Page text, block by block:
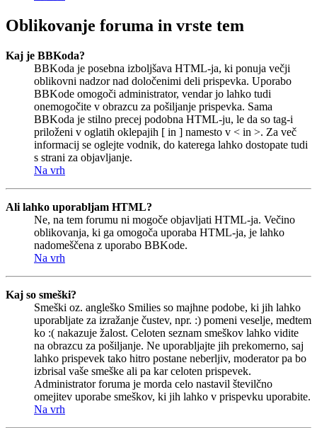
Oblikovanje foruma in vrste tem
Kaj je BBKoda?
BBKoda je posebna izboljšava HTML-ja, ki ponuja večji
oblikovni nadzor nad določenimi deli prispevka. Uporabo
BBKode omogoči administrator, vendar jo lahko tudi
onemogočite v obrazcu za pošiljanje prispevka. Sama
BBKoda je stilno precej podobna HTML-ju, le da so tag-i
priloženi v oglatih oklepajih [ in ] namesto v < in >. Za več
informacij se oglejte vodnik, do katerega lahko dostopate tudi
s strani za objavljanje.
Na vrh
Ali lahko uporabljam HTML?
Ne, na tem forumu ni mogoče objavljati HTML-ja. Večino
oblikovanja, ki ga omogoča uporaba HTML-ja, je lahko
nadomeščena z uporabo BBKode.
Na vrh
Kaj so smeški?
Smeški oz. angleško Smilies so majhne podobe, ki jih lahko
uporabljate za izražanje čustev, npr. :) pomeni veselje, medtem
ko :( nakazuje žalost. Celoten seznam smeškov lahko vidite
na obrazcu za pošiljanje. Ne uporabljajte jih prekomerno, saj
lahko prispevek tako hitro postane neberljiv, moderator pa bo
izbrisal vaše smeške ali pa kar celoten prispevek.
Administrator foruma je morda celo nastavil številčno
omejitev uporabe smeškov, ki jih lahko v prispevku uporabite.
Na vrh